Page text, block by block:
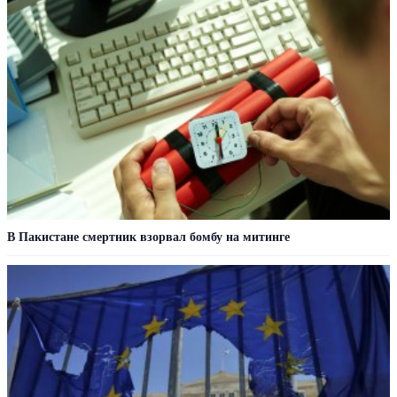
В Пакистане смертник взорвал бомбу на митинге